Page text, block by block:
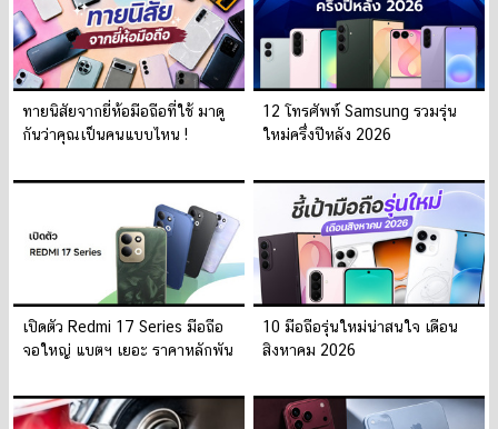
ทายนิสัยจากยี่ห้อมือถือที่ใช้ มาดู
กันว่าคุณเป็นคนแบบไหน !
12 โทรศัพท์ Samsung รวมรุ่น
ใหม่ครึ่งปีหลัง 2026
เปิดตัว Redmi 17 Series มือถือ
จอใหญ่ แบตฯ เยอะ ราคาหลักพัน
10 มือถือรุ่นใหม่น่าสนใจ เดือน
สิงหาคม 2026